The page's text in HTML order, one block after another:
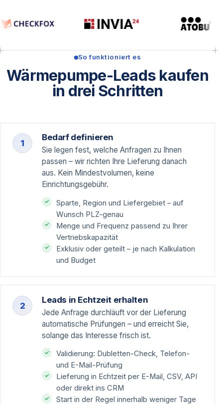
So funktioniert es
Wärmepumpe-Leads kaufen
in drei Schritten
1
Bedarf definieren
Sie legen fest, welche Anfragen zu Ihnen
passen – wir richten Ihre Lieferung danach
aus. Kein Mindestvolumen, keine
Einrichtungsgebühr.
Sparte, Region und Liefergebiet – auf
Wunsch PLZ-genau
Menge und Frequenz passend zu Ihrer
Vertriebskapazität
Exklusiv oder geteilt – je nach Kalkulation
und Budget
2
Leads in Echtzeit erhalten
Jede Anfrage durchläuft vor der Lieferung
automatische Prüfungen – und erreicht Sie,
solange das Interesse frisch ist.
Validierung: Dubletten-Check, Telefon-
und E-Mail-Prüfung
Lieferung in Echtzeit per E-Mail, CSV, API
oder direkt ins CRM
Start in der Regel innerhalb weniger Tage